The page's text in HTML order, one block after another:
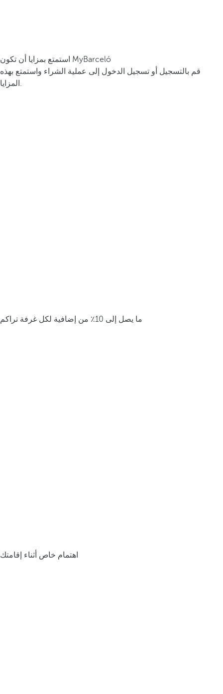
استمتع بمزايا أن تكون MyBarceló
قم بالتسجيل أو تسجيل الدخول إلى عملية الشراء واستمتع بهذه
المزايا.
ما يصل إلى 10٪ من إضافية لكل غرفة تراكم
اهتمام خاص أثناء إقامتك